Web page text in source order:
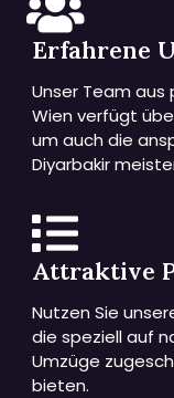
Erfahrene
Unser Team aus
Wien verfügt
um auch die
Diyarbakir
Attraktive
Nutzen Sie
die speziell auf
Umzüge
bieten.